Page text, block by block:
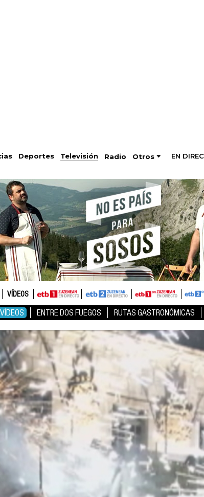
Deportes Televisión Radio Otros EN
VÍDEOS
VÍDEOS ENTRE DOS FUEGOS RUTAS GASTRONÓMICAS